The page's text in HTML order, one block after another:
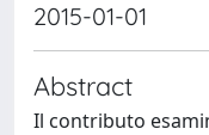
2015-01-01
Abstract
Il contributo